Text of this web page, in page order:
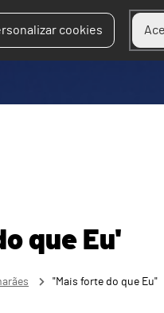
cookies
que Eu'
"Mais forte do que Eu"